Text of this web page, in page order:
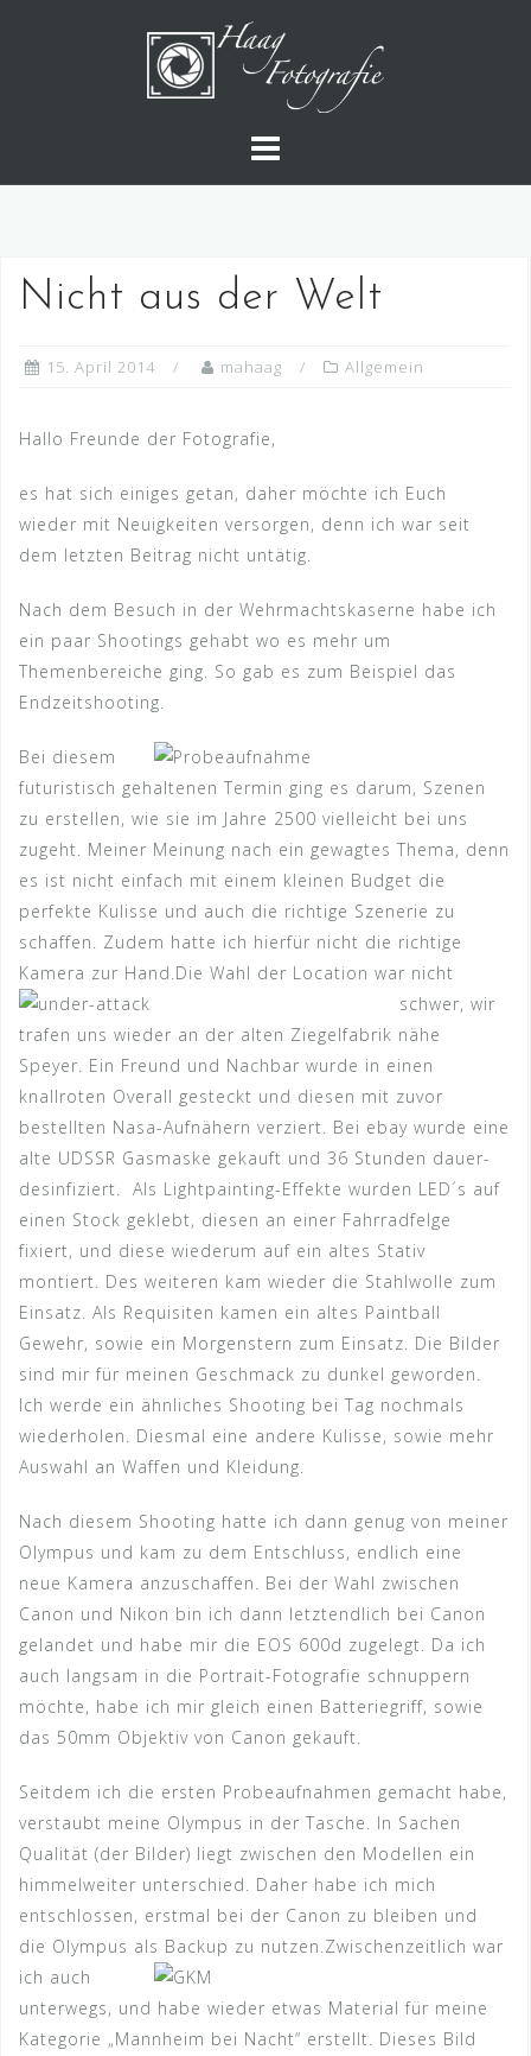
Nicht aus der Welt
15. April 2014 mahaag Allgemein
Hallo Freunde der Fotografie,
es hat sich einiges getan, daher möchte ich Euch
wieder mit Neuigkeiten versorgen, denn ich war seit
dem letzten Beitrag nicht untätig.
Nach dem Besuch in der Wehrmachtskaserne habe ich
ein paar Shootings gehabt wo es mehr um
Themenbereiche ging. So gab es zum Beispiel das
Endzeitshooting.
Bei diesem
futuristisch gehaltenen Termin ging es darum, Szenen
zu erstellen, wie sie im Jahre 2500 vielleicht bei uns
zugeht. Meiner Meinung nach ein gewagtes Thema, denn
es ist nicht einfach mit einem kleinen Budget die
perfekte Kulisse und auch die richtige Szenerie zu
schaffen. Zudem hatte ich hierfür nicht die richtige
Kamera zur Hand.Die Wahl der Location war nicht
schwer, wir
trafen uns wieder an der alten Ziegelfabrik nähe
Speyer. Ein Freund und Nachbar wurde in einen
knallroten Overall gesteckt und diesen mit zuvor
bestellten Nasa-Aufnähern verziert. Bei ebay wurde eine
alte UDSSR Gasmaske gekauft und 36 Stunden dauer-
desinfiziert. Als Lightpainting-Effekte wurden LED´s auf
einen Stock geklebt, diesen an einer Fahrradfelge
fixiert, und diese wiederum auf ein altes Stativ
montiert. Des weiteren kam wieder die Stahlwolle zum
Einsatz. Als Requisiten kamen ein altes Paintball
Gewehr, sowie ein Morgenstern zum Einsatz. Die Bilder
sind mir für meinen Geschmack zu dunkel geworden.
Ich werde ein ähnliches Shooting bei Tag nochmals
wiederholen. Diesmal eine andere Kulisse, sowie mehr
Auswahl an Waffen und Kleidung.
Nach diesem Shooting hatte ich dann genug von meiner
Olympus und kam zu dem Entschluss, endlich eine
neue Kamera anzuschaffen. Bei der Wahl zwischen
Canon und Nikon bin ich dann letztendlich bei Canon
gelandet und habe mir die EOS 600d zugelegt. Da ich
auch langsam in die Portrait-Fotografie schnuppern
möchte, habe ich mir gleich einen Batteriegriff, sowie
das 50mm Objektiv von Canon gekauft.
Seitdem ich die ersten Probeaufnahmen gemacht habe,
verstaubt meine Olympus in der Tasche. In Sachen
Qualität (der Bilder) liegt zwischen den Modellen ein
himmelweiter unterschied. Daher habe ich mich
entschlossen, erstmal bei der Canon zu bleiben und
die Olympus als Backup zu nutzen.Zwischenzeitlich war
ich auch
unterwegs, und habe wieder etwas Material für meine
Kategorie „Mannheim bei Nacht“ erstellt. Dieses Bild